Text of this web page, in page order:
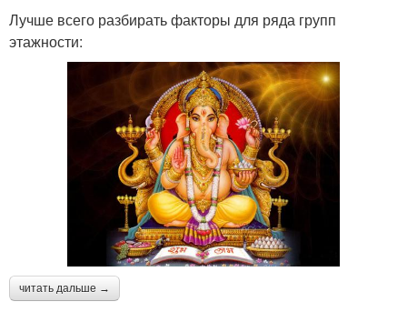
Лучше всего разбирать факторы для ряда групп
этажности:
читать дальше →